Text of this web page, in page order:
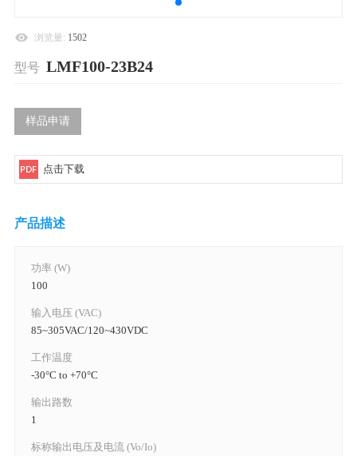
浏览量: 1502
型号 LMF100-23B24
样品申请
点击下载
产品描述
功率 (W)
100
输入电压 (VAC)
85~305VAC/120~430VDC
工作温度
-30°C to +70°C
输出路数
1
标称输出电压及电流 (Vo/Io)